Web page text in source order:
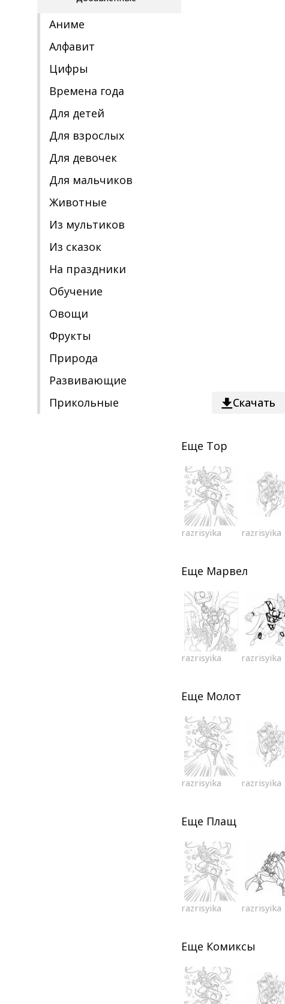
Аниме
Алфавит
Цифры
Времена года
Для детей
Для взрослых
Для девочек
Для мальчиков
Животные
Из мультиков
Из сказок
На праздники
Обучение
Овощи
Фрукты
Природа
Развивающие
Прикольные
Скачать
Еще Тор
razrisyika razrisyika
Еще Марвел
razrisyika razrisyika
Еще Молот
razrisyika razrisyika
Еще Плащ
razrisyika razrisyika
Еще Комиксы